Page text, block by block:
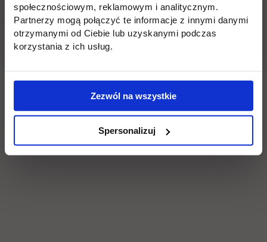
społecznościowym, reklamowym i analitycznym.
Partnerzy mogą połączyć te informacje z innymi danymi
otrzymanymi od Ciebie lub uzyskanymi podczas
korzystania z ich usług.
Zezwól na wszystkie
Spersonalizuj
Social & media UTH
Filter network: